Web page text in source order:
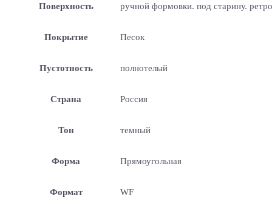
Поверхность ручной формовки. под старину. ретро
Покрытие Песок
Пустотность полнотелый
Страна Россия
Тон темный
Форма Прямоугольная
Формат WF